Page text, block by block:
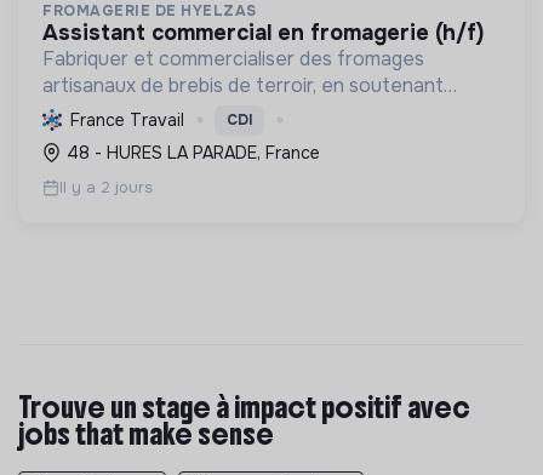
FROMAGERIE DE HYELZAS
assistant commercial en fromagerie (h/f)
Fabriquer et commercialiser des fromages
artisanaux de brebis de terroir, en soutenant
l'agriculture locale et biologique, et en promouvant
un modèle économique et social équitable.
France Travail CDI
48 - HURES LA PARADE, France
Il y a 2 jours
Trouve un stage à impact positif avec
jobs that make sense